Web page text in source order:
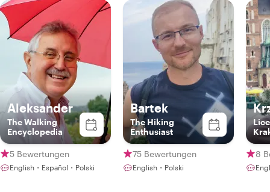
Aleksander
The Walking
Encyclopedia
5 Bewertungen
English・Español・Polski
Bartek
The Hiking
Enthusiast
75 Bewertungen
English・Polski
8